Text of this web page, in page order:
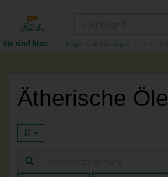
Drogerie & Sonstiges
Ätherische Öle